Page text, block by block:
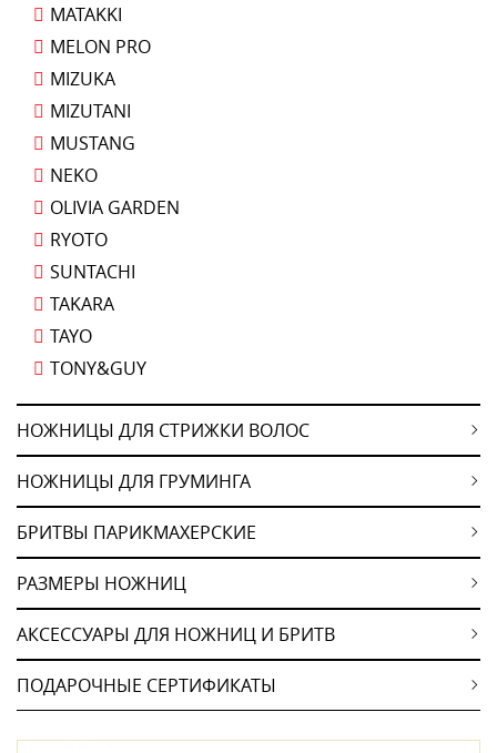
MATAKKI
MELON PRO
MIZUKA
MIZUTANI
MUSTANG
NEKO
OLIVIA GARDEN
RYOTO
SUNTACHI
TAKARA
TAYO
TONY&GUY
НОЖНИЦЫ ДЛЯ СТРИЖКИ ВОЛОС
НОЖНИЦЫ ДЛЯ ГРУМИНГА
БРИТВЫ ПАРИКМАХЕРСКИЕ
РАЗМЕРЫ НОЖНИЦ
АКСЕССУАРЫ ДЛЯ НОЖНИЦ И БРИТВ
ПОДАРОЧНЫЕ СЕРТИФИКАТЫ